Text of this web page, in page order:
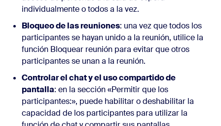
individualmente o todos a la vez.
Bloqueo de las reuniones: una vez que todos los
participantes se hayan unido a la reunión, utilice la
función Bloquear reunión para evitar que otros
participantes se unan a la reunión.
Controlar el chat y el uso compartido de
pantalla: en la sección «Permitir que los
participantes:», puede habilitar o deshabilitar la
capacidad de los participantes para utilizar la